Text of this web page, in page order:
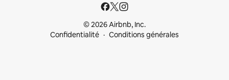
© 2026 Airbnb, Inc.
Confidentialité
Conditions générales